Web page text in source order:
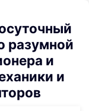
разумной
и
и